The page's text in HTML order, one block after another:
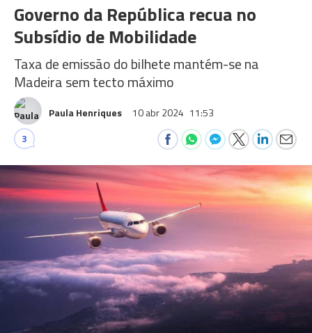
Governo da República recua no
Subsídio de Mobilidade
Taxa de emissão do bilhete mantém-se na
Madeira sem tecto máximo
Paula Henriques 10 abr 2024 11:53
3